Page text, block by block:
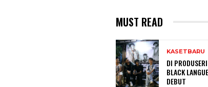
MUST READ
KASETBARU
DI
BLACK
DEBUT